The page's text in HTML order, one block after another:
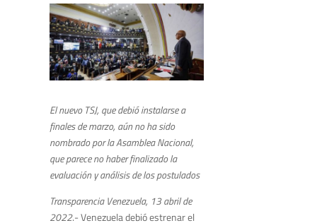
El nuevo TSJ, que debió instalarse a
finales de marzo, aún no ha sido
nombrado por la Asamblea Nacional,
que parece no haber finalizado la
evaluación y análisis de los postulados
Transparencia Venezuela, 13 abril de
2022.- Venezuela debió estrenar el